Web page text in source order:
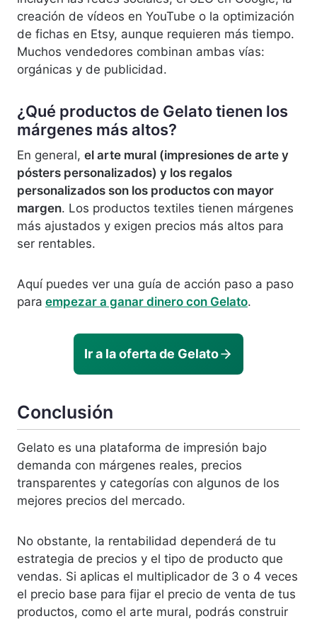
creación de vídeos en YouTube o la optimización
de fichas en Etsy, aunque requieren más tiempo.
Muchos vendedores combinan ambas vías:
orgánicas y de publicidad.
¿Qué productos de Gelato tienen los
márgenes más altos?
En general, el arte mural (impresiones de arte y
pósters personalizados) y los regalos
personalizados son los productos con mayor
margen. Los productos textiles tienen márgenes
más ajustados y exigen precios más altos para
ser rentables.
Aquí puedes ver una guía de acción paso a paso
para empezar a ganar dinero con Gelato.
Ir a la oferta de Gelato
Conclusión
Gelato es una plataforma de impresión bajo
demanda con márgenes reales, precios
transparentes y categorías con algunos de los
mejores precios del mercado.
No obstante, la rentabilidad dependerá de tu
estrategia de precios y el tipo de producto que
vendas. Si aplicas el multiplicador de 3 o 4 veces
el precio base para fijar el precio de venta de tus
productos, como el arte mural, podrás construir